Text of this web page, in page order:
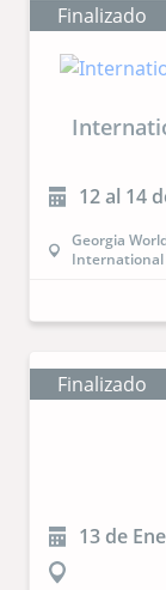
Finalizado
12 al 14
Georgia
International
Finalizado
13 de